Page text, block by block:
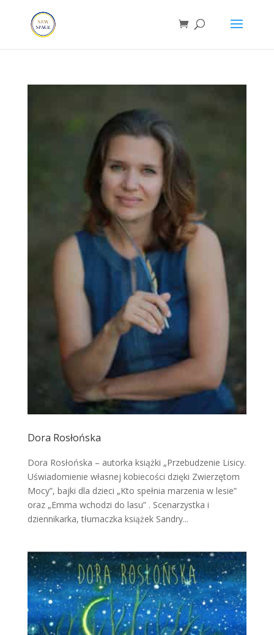
Dora Rosłońska
Dora Rosłońska – autorka książki „Przebudzenie Lisicy.
Uświadomienie własnej kobiecości dzięki Zwierzętom
Mocy”, bajki dla dzieci „Kto spełnia marzenia w lesie”
oraz „Emma wchodzi do lasu” . Scenarzystka i
dziennikarka, tłumaczka książek Sandry...